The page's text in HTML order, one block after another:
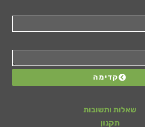
קדימה
שאלות ותשובות
תקנון